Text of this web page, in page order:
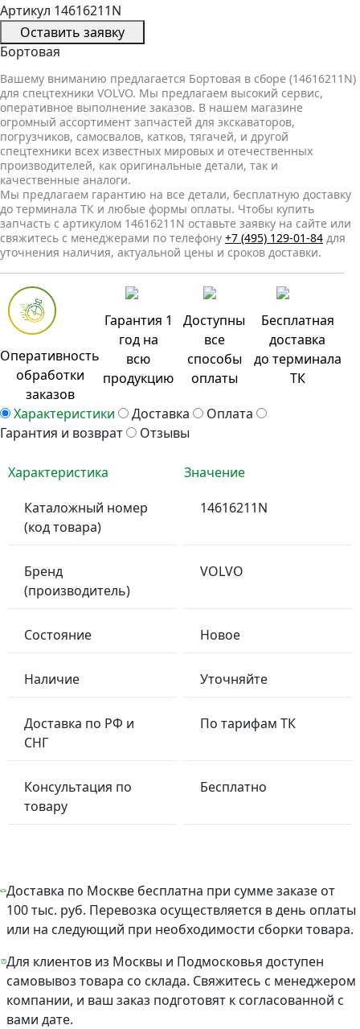
Артикул 14616211N
Оставить заявку
Бортовая
Вашему вниманию предлагается Бортовая в сборе (14616211N)
для спецтехники VOLVO. Мы предлагаем высокий сервис,
оперативное выполнение заказов. В нашем магазине
огромный ассортимент запчастей для экскаваторов,
погрузчиков, самосвалов, катков, тягачей, и другой
спецтехники всех известных мировых и отечественных
производителей, как оригинальные детали, так и
качественные аналоги.
Мы предлагаем гарантию на все детали, бесплатную доставку
до терминала ТК и любые формы оплаты. Чтобы купить
запчасть с артикулом 14616211N оставьте заявку на сайте или
свяжитесь с менеджерами по телефону +7 (495) 129-01-84 для
уточнения наличия, актуальной цены и сроков доставки.
Оперативность
обработки
заказов
Гарантия 1
год на
всю
продукцию
Доступны
все
способы
оплаты
Бесплатная
доставка
до терминала
ТК
Характеристики
Доставка
Оплата
Гарантия и возврат
Отзывы
Характеристика
Значение
Каталожный номер
(код товара)
14616211N
Бренд
(производитель)
VOLVO
Состояние Новое
Наличие Уточняйте
Доставка по РФ и
СНГ
По тарифам ТК
Консультация по
товару
Бесплатно
Доставка по Москве бесплатна при сумме заказе от
100 тыс. руб. Перевозка осуществляется в день оплаты
или на следующий при необходимости сборки товара.
Для клиентов из Москвы и Подмосковья доступен
самовывоз товара со склада. Свяжитесь с менеджером
компании, и ваш заказ подготовят к согласованной с
вами дате.